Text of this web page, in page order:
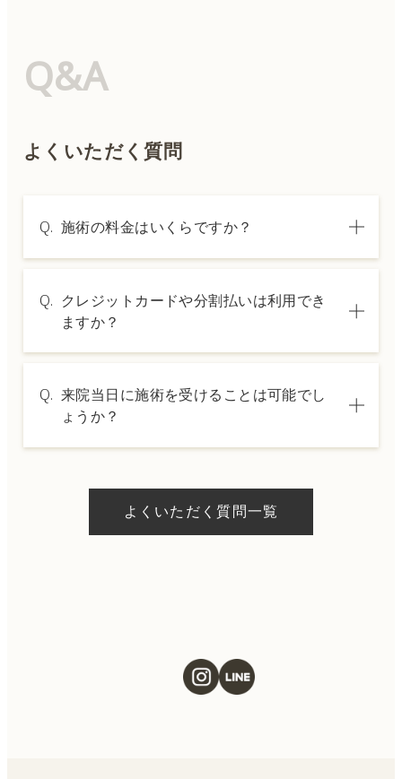
Q&A
よくいただく質問
Q. 施術の料金はいくらですか？
は料金表ページをご確認いただくか、カウン
セリングでご案内いたします。
Q. クレジットカードや分割払いは利用でき
ますか？
した分割払いも可能です。詳細は受付スタッ
フにお問い合わせください。
Q. 来院当日に施術を受けることは可能でし
ょうか？
ただける施術もございます。当日の施術をご
希望の場合は、ご予約の際にお気軽にご相談
よくいただく質問一覧